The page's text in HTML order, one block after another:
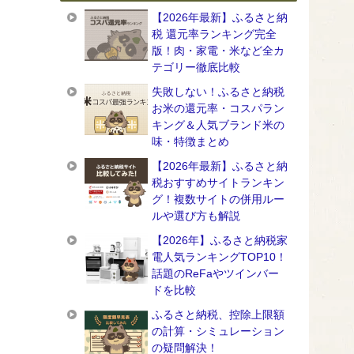
【2026年最新】ふるさと納
税 還元率ランキング完全
版！肉・家電・米など全カ
テゴリー徹底比較
失敗しない！ふるさと納税
お米の還元率・コスパラン
キング＆人気ブランド米の
味・特徴まとめ
【2026年最新】ふるさと納
税おすすめサイトランキン
グ！複数サイトの併用ルー
ルや選び方も解説
【2026年】ふるさと納税家
電人気ランキングTOP10！
話題のReFaやツインバー
ドを比較
ふるさと納税、控除上限額
の計算・シミュレーション
の疑問解決！